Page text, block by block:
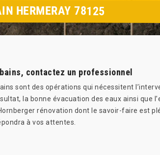
HERMERAY 78125
contactez un professionnel
sont des opérations qui nécessitent
la bonne évacuation des eaux ainsi que
rénovation dont le savoir-faire est
à vos attentes.